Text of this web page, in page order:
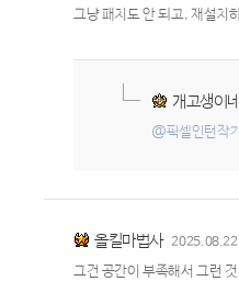
그냥 패치도 안 되고, 재설치
개고생이네
@픽셀인턴작
올킬마법사
그건 공간이 부족해서 그런